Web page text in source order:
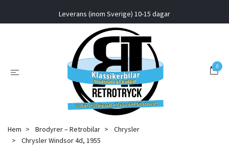
Leverans (inom Sverige) 10-15 dagar
0
Hem Brodyrer – Retrobilar
Chrysler
Chrysler Windsor 4d, 1955